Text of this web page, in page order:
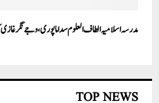
مدرسہ اسلامیہ الطاف العلوم سداماپوری، وجے نگر غازی
TOP NEWS